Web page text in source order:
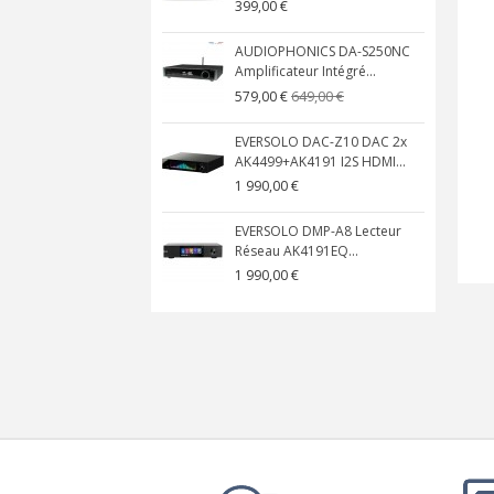
399,00 €
AUDIOPHONICS DA-S250NC
Amplificateur Intégré...
579,00 €649,00 €
EVERSOLO DAC-Z10 DAC 2x
AK4499+AK4191 I2S HDMI...
1 990,00 €
EVERSOLO DMP-A8 Lecteur
Réseau AK4191EQ...
1 990,00 €